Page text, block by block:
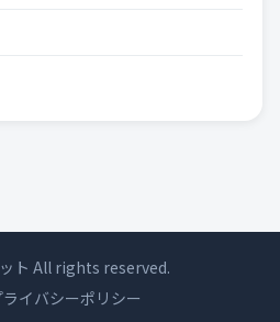
ト All rights reserved.
ライバシーポリシー